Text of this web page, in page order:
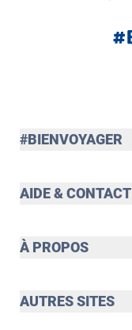
#BIENVOYAGER
AIDE & CONTACT
À PROPOS
AUTRES SITES